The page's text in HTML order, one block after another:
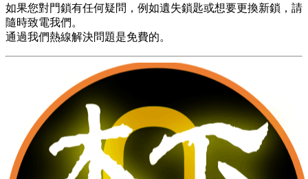
如果您對門鎖有任何疑問，例如遺失鎖匙或想要更換新鎖，請
隨時致電我們。
通過我們熱線解決問題是免費的。